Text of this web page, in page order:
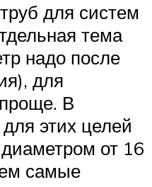
для систем
тема
надо после
для
В
этих целей
от 16
самые